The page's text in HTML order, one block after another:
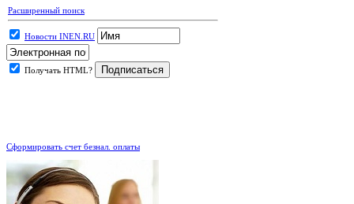
Расширенный поиск
Новости INEN.RU
Получать HTML?
Сформировать счет безнал. оплаты